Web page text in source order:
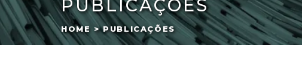
PUBLICAÇÕES
HOME > PUBLICAÇÕES